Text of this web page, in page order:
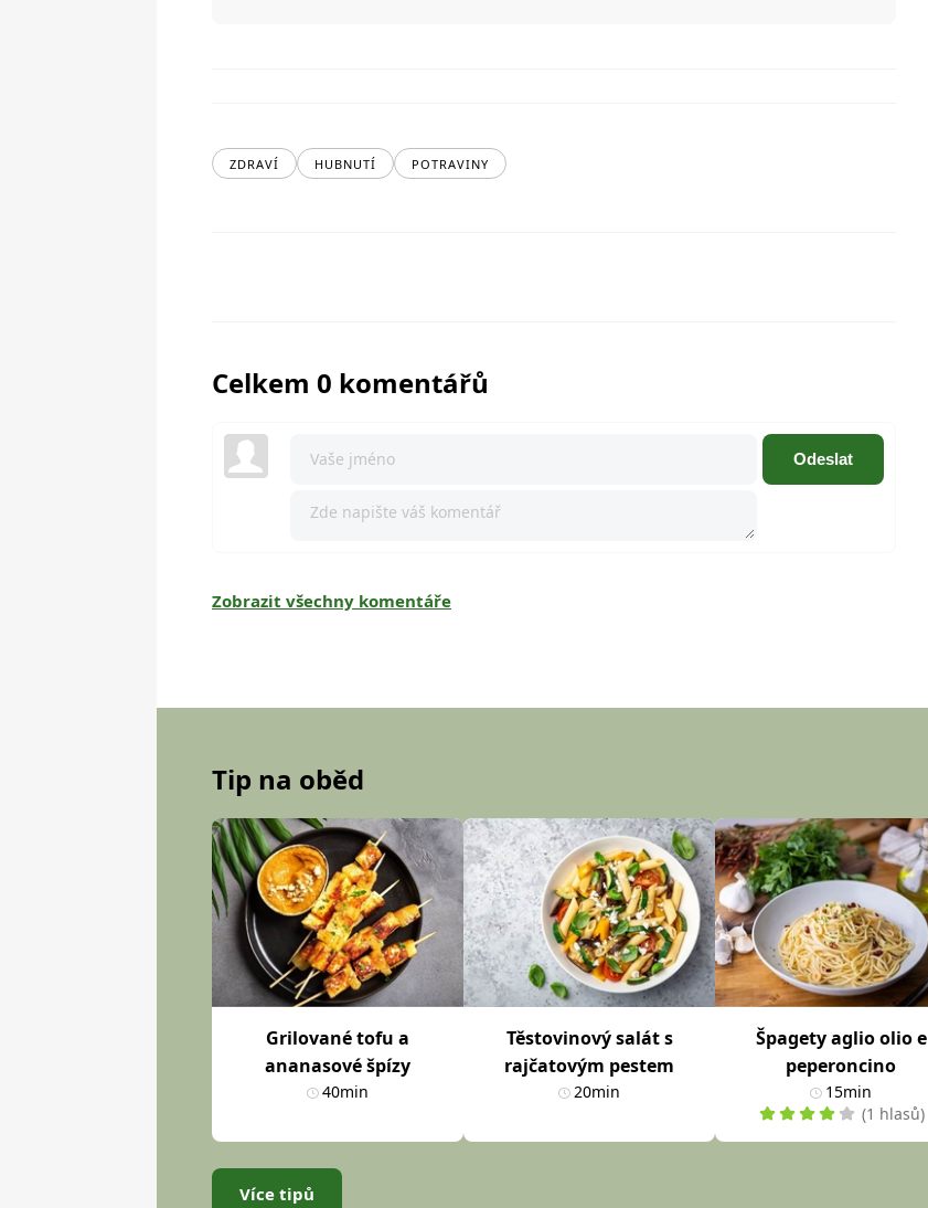
ZDRAVÍ HUBNUTÍ POTRAVINY
Celkem 0 komentářů
Odeslat
Zobrazit všechny komentáře
Tip na oběd
Grilované tofu a
ananasové špízy
40min
Těstovinový salát s
rajčatovým pestem
20min
Špagety aglio olio e
peperoncino
15min
(1 hlasů)
Více tipů